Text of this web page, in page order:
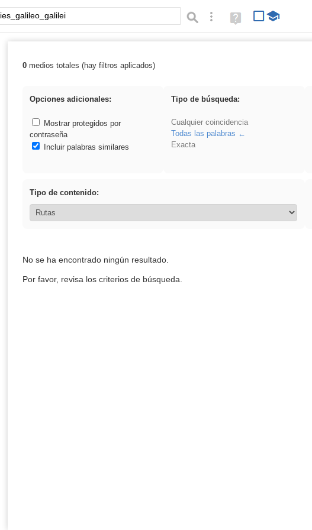
Palabra o frase: Búsqueda avanzada
Ayuda
(en
Resultados de: ies_galileo_galilei
0medios totales (hay filtros aplicados)
Opciones adicionales:
Mostrar protegidos por
contraseña
Incluir palabras similares
Tipo de búsqueda:
Cualquier coincidencia
Todas las palabras
Exacta
Tipo de contenido:
No se ha encontrado ningún resultado.
Por favor, revisa los criterios de búsqueda.